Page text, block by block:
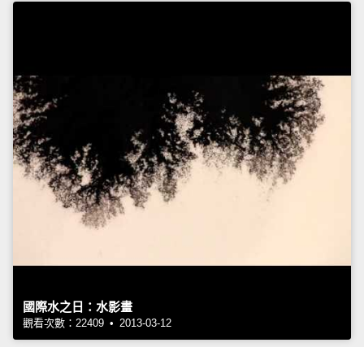
國際水之日：水影畫
觀看次數：22409 • 2013-03-12